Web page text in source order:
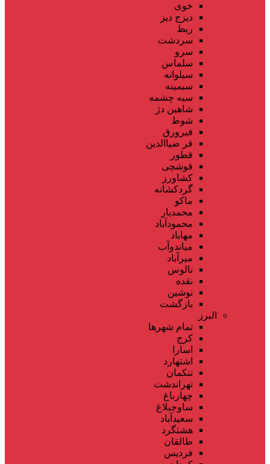
خوی
دیزج دیز
ربط
سردشت
سرو
سلماس
سیلوانه
سیمینه
سیه چشمه
شاهین دژ
شوط
فیرورق
قر ضیاالدین
قطور
قوشچی
کشاورز
گردکشانه
ماکو
محمدیار
محمودآباد
مهاباد
میاندوآب
میرآباد
نالوس
نقده
نوشین
بازگشت
البرز
تمام شهر‌ها
کرج
اسارا
اشتهارد
تنکمان
تهراندشت
چهارباغ
ساوجبلاغ
سعیدآباد
هشتگرد
طالقان
فردیس